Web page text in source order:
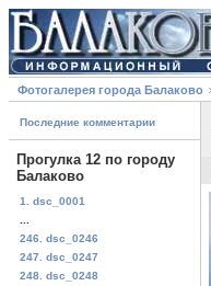
Фотогалерея города Балаково
Последние комментарии
Прогулка 12 по городу
Балаково
1. dsc_0001
246. dsc_0246
247. dsc_0247
248. dsc_0248